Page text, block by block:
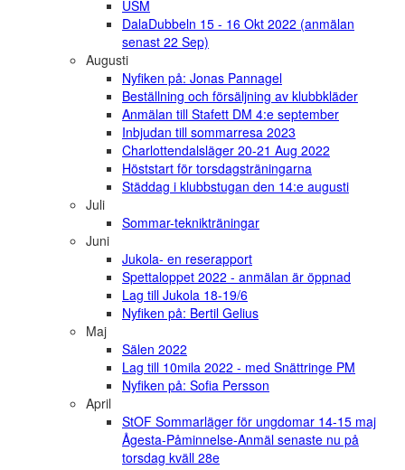
USM
DalaDubbeln 15 - 16 Okt 2022 (anmälan
senast 22 Sep)
Augusti
Nyfiken på: Jonas Pannagel
Beställning och försäljning av klubbkläder
Anmälan till Stafett DM 4:e september
Inbjudan till sommarresa 2023
Charlottendalsläger 20-21 Aug 2022
Höststart för torsdagsträningarna
Städdag i klubbstugan den 14:e augusti
Juli
Sommar-teknikträningar
Juni
Jukola- en reserapport
Spettaloppet 2022 - anmälan är öppnad
Lag till Jukola 18-19/6
Nyfiken på: Bertil Gelius
Maj
Sälen 2022
Lag till 10mila 2022 - med Snättringe PM
Nyfiken på: Sofia Persson
April
StOF Sommarläger för ungdomar 14-15 maj
Ågesta-Påminnelse-Anmäl senaste nu på
torsdag kväll 28e